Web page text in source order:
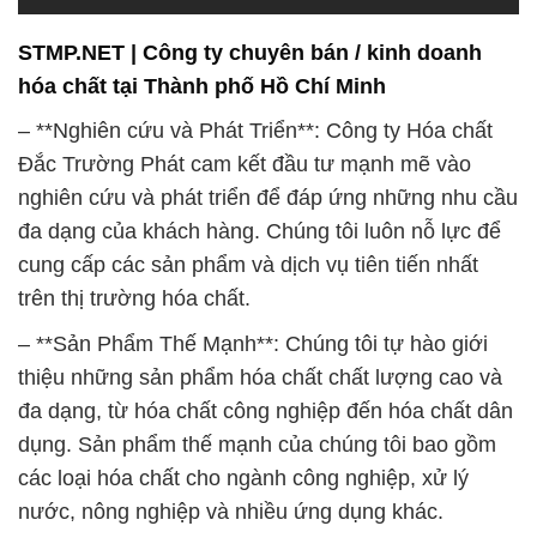
STMP.NET | Công ty chuyên bán / kinh doanh
hóa chất tại Thành phố Hồ Chí Minh
– **Nghiên cứu và Phát Triển**: Công ty Hóa chất
Đắc Trường Phát cam kết đầu tư mạnh mẽ vào
nghiên cứu và phát triển để đáp ứng những nhu cầu
đa dạng của khách hàng. Chúng tôi luôn nỗ lực để
cung cấp các sản phẩm và dịch vụ tiên tiến nhất
trên thị trường hóa chất.
– **Sản Phẩm Thế Mạnh**: Chúng tôi tự hào giới
thiệu những sản phẩm hóa chất chất lượng cao và
đa dạng, từ hóa chất công nghiệp đến hóa chất dân
dụng. Sản phẩm thế mạnh của chúng tôi bao gồm
các loại hóa chất cho ngành công nghiệp, xử lý
nước, nông nghiệp và nhiều ứng dụng khác.